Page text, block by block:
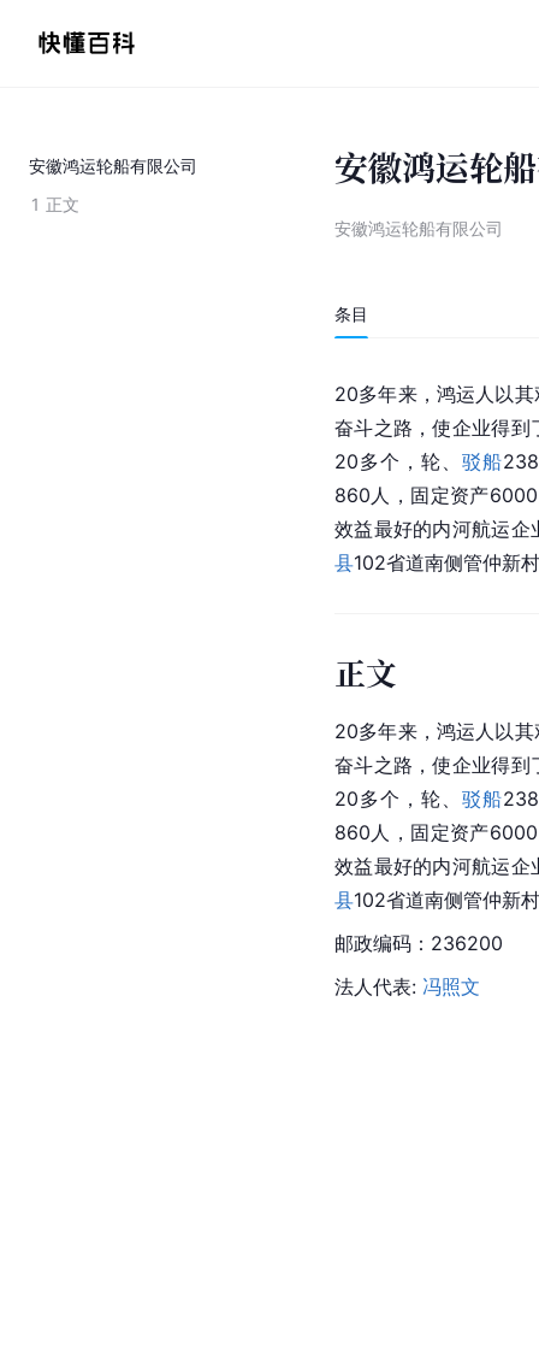
安徽鸿运轮船有限公司
1 正文
安徽鸿运轮
安徽鸿运轮船有限公司
条目
20多年来，鸿运人以
奋斗之路，使企业得到
20多个，轮、 驳船
860人，固定资产
效益最好的内河航运
县102省道南侧管仲新
正文
20多年来，鸿运人以
奋斗之路，使企业得到
20多个，轮、 驳船
860人，固定资产
效益最好的内河航运
县102省道南侧管仲新村
邮政编码：236200
法人代表: 冯照文